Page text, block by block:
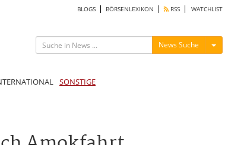
BLOGS BÖRSENLEXIKON RSS WATCHLIST
News Suche
SONSTIGE